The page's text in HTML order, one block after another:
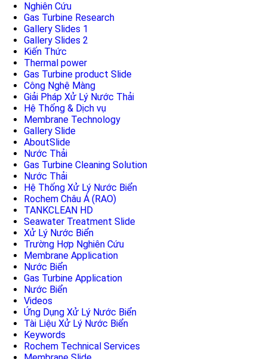
Nghiên Cứu
Gas Turbine Research
Gallery Slides 1
Gallery Slides 2
Kiến Thức
Thermal power
Gas Turbine product Slide
Công Nghệ Màng
Giải Pháp Xử Lý Nước Thải
Hệ Thống & Dịch vụ
Membrane Technology
Gallery Slide
AboutSlide
Nước Thải
Gas Turbine Cleaning Solution
Nước Thải
Hệ Thống Xử Lý Nước Biển
Rochem Châu Á (RAO)
TANKCLEAN HD
Seawater Treatment Slide
Xử Lý Nước Biển
Trường Hợp Nghiên Cứu
Membrane Application
Nước Biển
Gas Turbine Application
Nước Biển
Videos
Ứng Dụng Xử Lý Nước Biển
Tài Liệu Xử Lý Nước Biển
Keywords
Rochem Technical Services